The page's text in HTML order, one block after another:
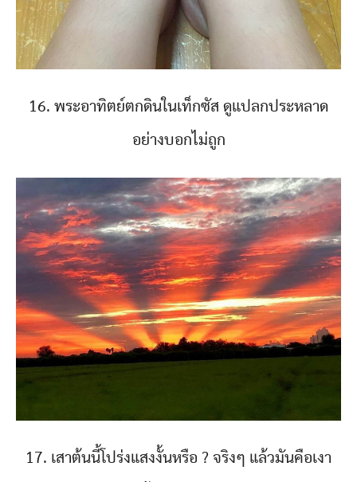
16. พระอาทิตย์ตกดินในเท็กซัส ดูแปลกประหลาด
อย่างบอกไม่ถูก
17. เสาต้นนี้โปร่งแสงงั้นหรือ ? จริงๆ แล้วมันคือเงา